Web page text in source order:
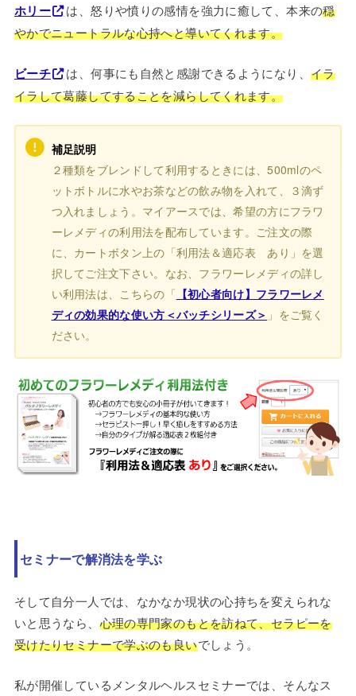
ホリー は、怒りや憤りの感情を強力に癒して、本来の穏
やかでニュートラルな心持へと導いてくれます。
ビーチ は、何事にも自然と感謝できるようになり、 イラ
イラして葛藤してすることを減らしてくれます。
補足説明
２種類をブレンドして利用するときには、500mlのペ
ットボトルに水やお茶などの飲み物を入れて、３滴ず
つ入れましょう。マイアースでは、希望の方にフラワ
ーレメディの利用法を配布しています。ご注文の際
に、カートボタン上の「利用法＆適応表 あり」を選
択してご注文下さい。なお、フラワーレメディの詳し
い利用法は、こちらの「 【初心者向け】フラワーレメ
ディの効果的な使い方＜バッチシリーズ＞ 」をご覧く
ださい。
セミナーで解消法を学ぶ
そして自分一人では、なかなか現状の心持ちを変えられな
いと思うなら、 心理の専門家のもとを訪ねて、セラピーを
受けたりセミナーで学ぶのも良いでしょう。
私が開催しているメンタルヘルスセミナーでは、そんなス